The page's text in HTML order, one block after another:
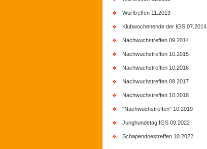
Wurftreffen 11.2013
Klubwochenende der IGS 07.2014
Nachwuchstreffen 09.2014
Nachwuchstreffen 10.2015
Nachwuchstreffen 10.2016
Nachwuchstreffen 09.2017
Nachwuchstreffen 10.2018
"Nachwuchstreffen" 10.2019
Junghundetag IGS 09.2022
Schapendoestreffen 10.2022